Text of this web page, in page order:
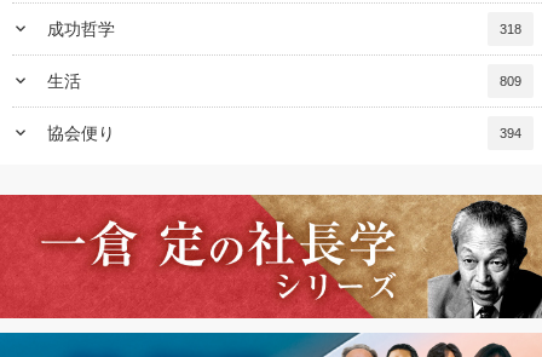
keyboard_arrow_down 成功哲学 318
keyboard_arrow_down 生活 809
keyboard_arrow_down 協会便り 394